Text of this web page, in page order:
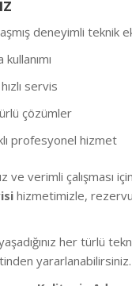
deneyimli teknik
servis
çözümler
profesyonel hizmet
ve verimli çalışması
hizmetimizle,
her türlü
yararlanabilirsiniz.